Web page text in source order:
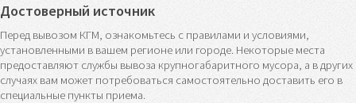
Достоверный источник
Перед вывозом КГМ, ознакомьтесь с правилами и условиями,
установленными в вашем регионе или городе. Некоторые места
предоставляют службы вывоза крупногабаритного мусора, а в других
случаях вам может потребоваться самостоятельно доставить его в
специальные пункты приема.